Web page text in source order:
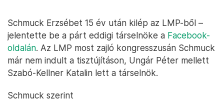
Schmuck Erzsébet 15 év után kilép az LMP-ből –
jelentette be a párt eddigi társelnöke a Facebook-
oldalán. Az LMP most zajló kongresszusán Schmuck
már nem indult a tisztújításon, Ungár Péter mellett
Szabó-Kellner Katalin lett a társelnök.
Schmuck szerint